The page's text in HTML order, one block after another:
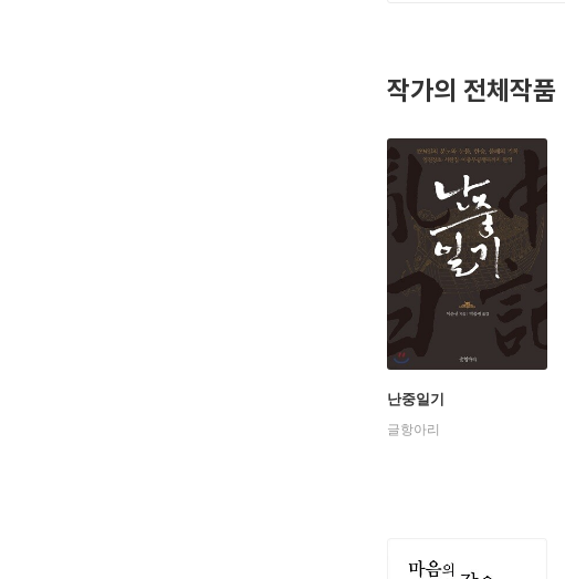
정을 배워 노력한
에게 영향을 끼친
작가의 전체작품
난중일기
글항아리